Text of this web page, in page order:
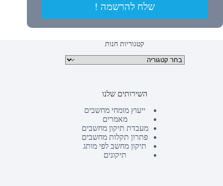
שלח להרשמה !
קטגוריות חנות
קטגוריות מוצרים
השירותים שלנו
ייעוץ מומחי מחשבים
מאמרים
מעבדת תיקון מחשבים
פתרון תקלות מחשבים
תיקון מחשב לפי מותג
תיקונים